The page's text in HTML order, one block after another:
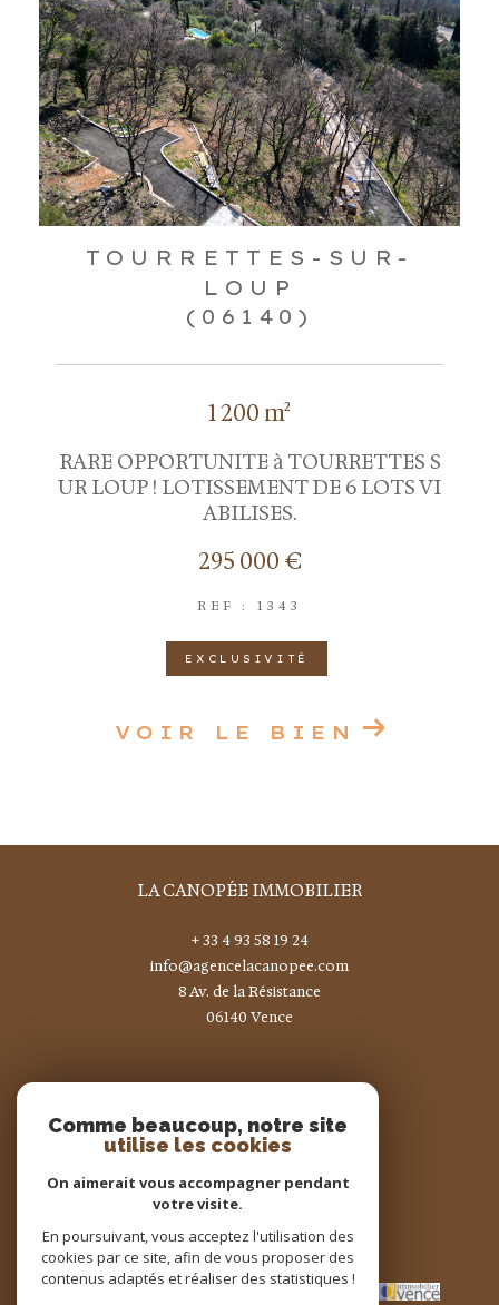
TOURRETTES-SUR-
LOUP
(06140)
1 200 m²
RARE OPPORTUNITE à TOURRETTES S
UR LOUP ! LOTISSEMENT DE 6 LOTS VI
ABILISES.
295 000 €
REF : 1343
EXCLUSIVITÉ
VOIR LE BIEN
LA CANOPÉE IMMOBILIER
+ 33 4 93 58 19 24
info@agencelacanopee.com
8 Av. de la Résistance
06140
vence
Adhérents
Comme beaucoup, notre site
utilise les cookies
On aimerait vous accompagner pendant
votre visite.
En poursuivant, vous acceptez l'utilisation des
cookies par ce site, afin de vous proposer des
contenus adaptés et réaliser des statistiques !